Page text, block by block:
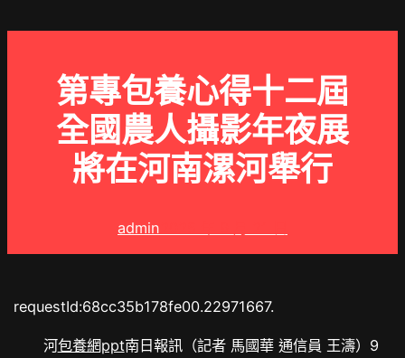
第專包養心得十二屆
全國農人攝影年夜展
將在河南漯河舉行
admin
requestId:68cc35b178fe00.22971667.
河包養網ppt南日報訊（記者 馬國華 通信員 王濤）9